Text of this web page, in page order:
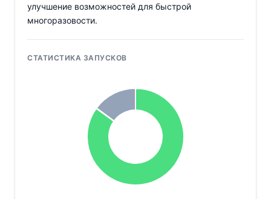
улучшение возможностей для быстрой
многоразовости.
СТАТИСТИКА ЗАПУСКОВ